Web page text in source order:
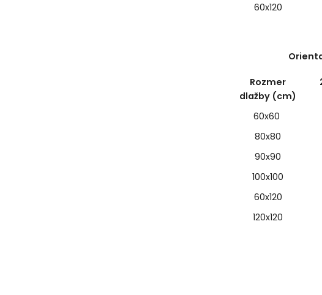
60x120
Rozmer
dlažby (cm)
60x60
80x80
90x90
100x100
60x120
120x120